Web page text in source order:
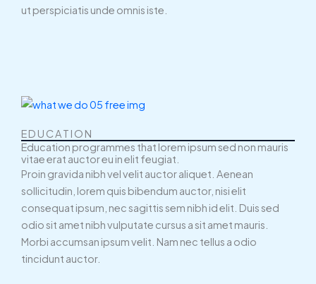
ut perspiciatis unde omnis iste.
EDUCATION
Education programmes that lorem ipsum sed non mauris
vitae erat auctor eu in elit feugiat.
Proin gravida nibh vel velit auctor aliquet. Aenean
sollicitudin, lorem quis bibendum auctor, nisi elit
consequat ipsum, nec sagittis sem nibh id elit. Duis sed
odio sit amet nibh vulputate cursus a sit amet mauris.
Morbi accumsan ipsum velit. Nam nec tellus a odio
tincidunt auctor.